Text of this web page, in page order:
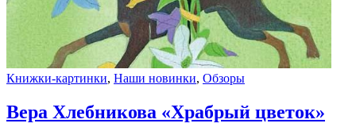
Книжки-картинки, Наши новинки, Обзоры
Вера Хлебникова «Храбрый цветок»